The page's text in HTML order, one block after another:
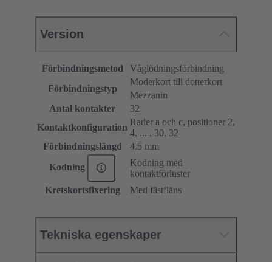
Version
Förbindningsmetod
Våglödningsförbindning
Förbindningstyp
Moderkort till dotterkort
Mezzanin
Antal kontakter
32
Kontaktkonfiguration
Rader a och c, positioner 2,
4, ... , 30, 32
Förbindningslängd
4.5 mm
Kodning
Kodning med
kontaktförluster
Kretskortsfixering
Med fästfläns
Tekniska egenskaper